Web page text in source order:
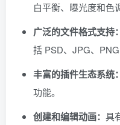
白平衡、曝光度和色
广泛的文件格式支持：
括 PSD、JPG、PNG
丰富的插件生态系统：
功能。
创建和编辑动画： 具